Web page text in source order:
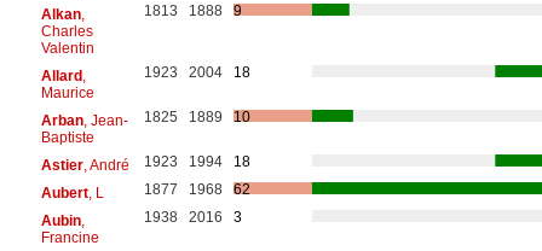
Alkan,
Charles
Valentin
1813 1888 9
Allard,
Maurice
1923 2004 18
Arban, Jean-
Baptiste
1825 1889 10
Astier, André 1923 1994
18
Aubert, L 1877 1968
62
Aubin,
Francine
1938 2016 3